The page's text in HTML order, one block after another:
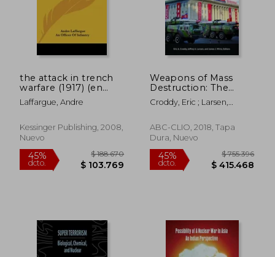
45%
dcto.
$ 259.393
$ 142.666
45%
dcto.
the attack in trench
warfare (1917) (en
Inglés)
Laffargue, Andre
Kessinger Publishing, 2008,
Nuevo
Weapons of Mass
Destruction: The
Essential Reference
Guide (en Inglés)
Croddy, Eric ; Larsen,
ABC-CLIO, 2018, Tapa
Dura, Nuevo